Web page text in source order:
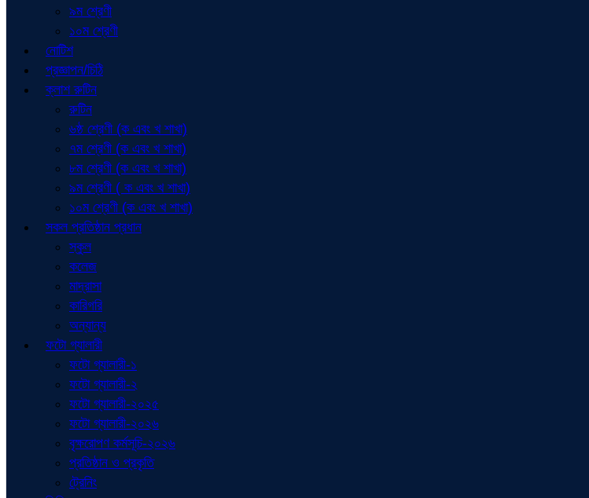
৯ম শ্রেণী
১০ম শ্রেণী
নোটিশ
প্রজ্ঞাপন/চিঠি
ক্লাশ রুটিন
রুটিন
৬ষ্ঠ শ্রেণী (ক এবং খ শাখা)
৭ম শ্রেণী (ক এবং খ শাখা)
৮ম শ্রেণী (ক এবং খ শাখা)
৯ম শ্রেণী ( ক এবং খ শাখা)
১০ম শ্রেণী (ক এবং খ শাখা)
সকল প্রতিষ্ঠান প্রধান
স্কুল
কলেজ
মাদ্রাসা
কারিগরি
অন্যান্য
ফটো গ্যালারী
ফটো গ্যালারী-১
ফটো গ্যালারী-২
ফটো গ্যালারী-২০২৫
ফটো গ্যালারী-২০২৬
বৃক্ষরোপণ কর্মসূচি-২০২৬
প্রতিষ্ঠান ও প্রকৃতি
ট্রেনিং